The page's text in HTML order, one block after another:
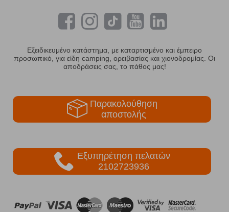
Εξειδικευμένο κατάστημα, με καταρτισμένο και έμπειρο
προσωπικό, για είδη camping, ορειβασίας και χιονοδρομίας. Οι
αποδράσεις σας, το πάθος μας!
Παρακολούθηση
αποστολής
Εξυπηρέτηση πελατών
2102723936